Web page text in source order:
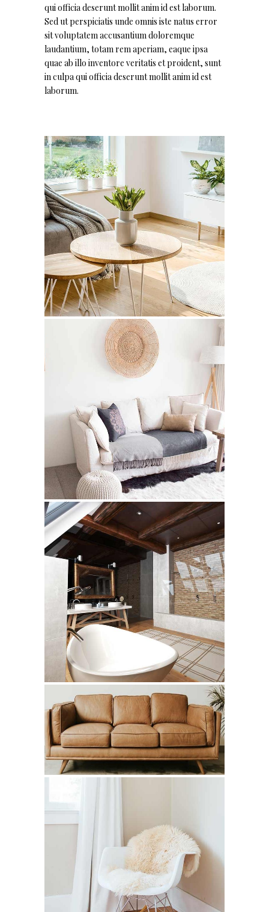
qui officia deserunt mollit anim id est laborum.
Sed ut perspiciatis unde omnis iste natus error
sit voluptatem accusantium doloremque
laudantium, totam rem aperiam, eaque ipsa
quae ab illo inventore veritatis et proident, sunt
in culpa qui officia deserunt mollit anim id est
laborum.